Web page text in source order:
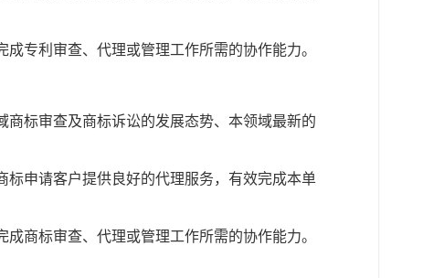
专利审查、代理或管理工作所需的协作能力。
标审查及商标诉讼的发展态势、本领域最新的
申请客户提供良好的代理服务，有效完成本单
商标审查、代理或管理工作所需的协作能力。